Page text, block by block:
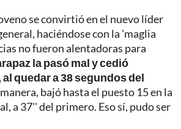
se convirtió en el nuevo líder
haciéndose con la 'maglia
no fueron alentadoras para
la pasó mal y cedió
quedar a 38 segundos del
bajó hasta el puesto 15 en la
a 37'' del primero. Eso sí, pudo ser